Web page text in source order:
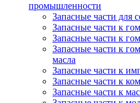
промышленности
Запасные части для
Запасные части к
Запасные части к
Запасные части к
масла
Запасные части к
Запасные части к
Запасные части к